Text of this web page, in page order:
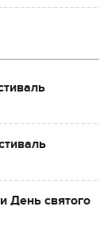
День святого